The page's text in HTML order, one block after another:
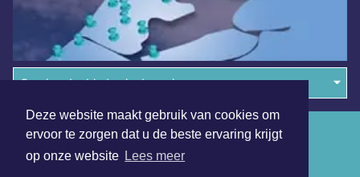
Deze website maakt gebruik van cookies om
ervoor te zorgen dat u de beste ervaring krijgt
op onze website Lees meer
Overige dagbladen in de regio
Algemene voorwaarden
Disclaimer